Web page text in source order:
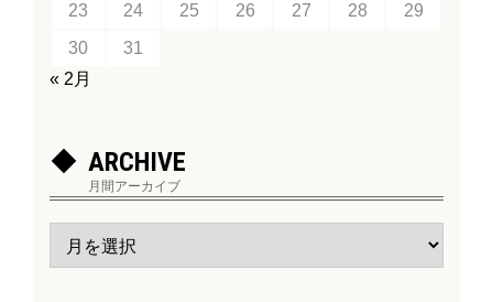
23
24 25 26 27 28
29
30
31
« 2月
ARCHIVE
月間アーカイブ